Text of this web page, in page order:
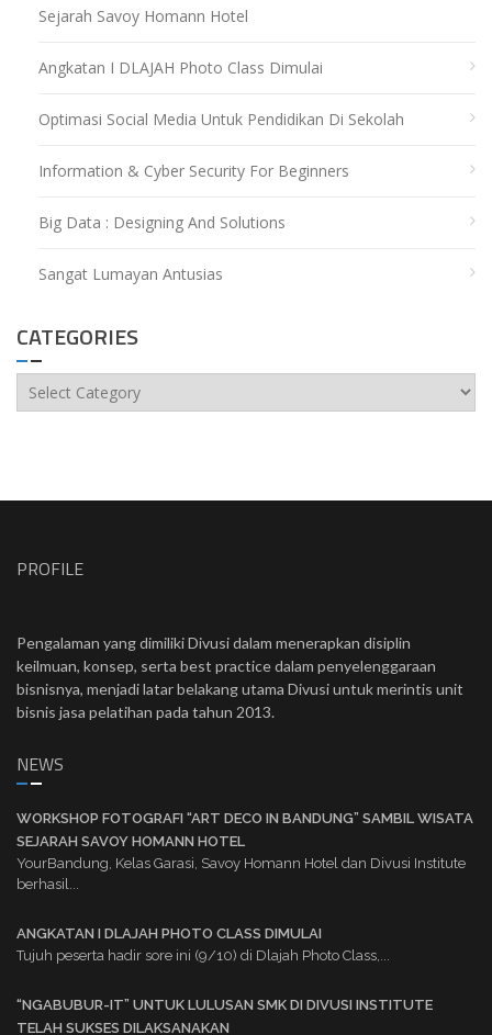
Sejarah Savoy Homann Hotel
Angkatan I DLAJAH Photo Class Dimulai
Optimasi Social Media Untuk Pendidikan Di Sekolah
Information & Cyber Security For Beginners
Big Data : Designing And Solutions
Sangat Lumayan Antusias
CATEGORIES
Categories
PROFILE
Pengalaman yang dimiliki Divusi dalam menerapkan disiplin
keilmuan, konsep, serta best practice dalam penyelenggaraan
bisnisnya, menjadi latar belakang utama Divusi untuk merintis unit
bisnis jasa pelatihan pada tahun 2013.
NEWS
WORKSHOP FOTOGRAFI “ART DECO IN BANDUNG” SAMBIL WISATA
SEJARAH SAVOY HOMANN HOTEL
YourBandung, Kelas Garasi, Savoy Homann Hotel dan Divusi Institute
berhasil...
ANGKATAN I DLAJAH PHOTO CLASS DIMULAI
Tujuh peserta hadir sore ini (9/10) di Dlajah Photo Class,...
“NGABUBUR-IT” UNTUK LULUSAN SMK DI DIVUSI INSTITUTE
TELAH SUKSES DILAKSANAKAN